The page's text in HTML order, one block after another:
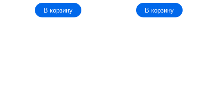
В корзину В корзину